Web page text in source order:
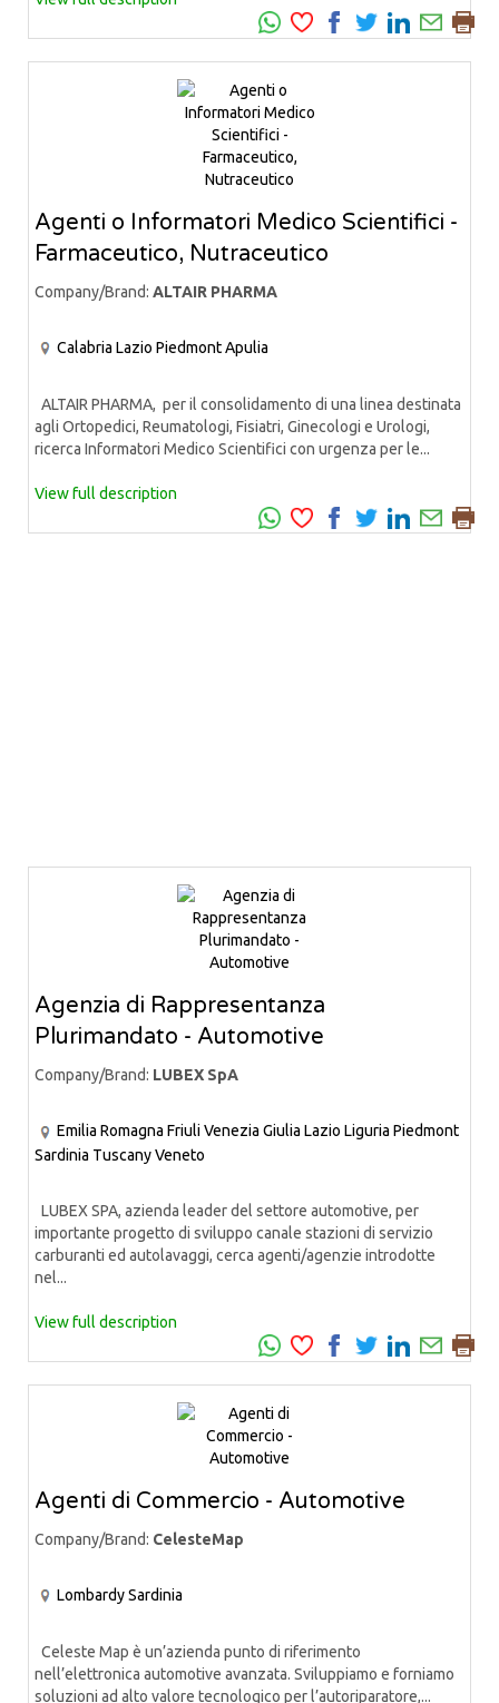
Agenti o Informatori Medico Scientifici -
Farmaceutico, Nutraceutico
Company/Brand: ALTAIR PHARMA
Calabria Lazio PiedmontApulia
ALTAIR PHARMA, per il consolidamento di una linea destinata
agli Ortopedici, Reumatologi, Fisiatri, Ginecologi e Urologi,
ricerca Informatori Medico Scientifici con urgenza per le...
View full description
Agenzia di Rappresentanza
Plurimandato - Automotive
Company/Brand: LUBEX SpA
Emilia Romagna Friuli Venezia Giulia Lazio Liguria Piedmont
Sardinia TuscanyVeneto
LUBEX SPA, azienda leader del settore automotive, per
importante progetto di sviluppo canale stazioni di servizio
carburanti ed autolavaggi, cerca agenti/agenzie introdotte
nel...
View full description
Agenti di Commercio - Automotive
Company/Brand: CelesteMap
LombardySardinia
Celeste Map è un’azienda punto di riferimento
nell’elettronica automotive avanzata. Sviluppiamo e forniamo
soluzioni ad alto valore tecnologico per l’autoriparatore,...